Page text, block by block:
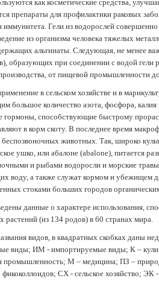
как косметические средства,
препараты для профилактики раковых
иммунитета. Гели из водорослей
из организма человека тяжелых
альгинаты. Следующая, не менее
образующих при соединении с водой
от пищевой промышленности
в сельском хозяйстве и в
большое количество азота, фосфора,
гормоны, способствующие быстрому
в корм скоту. В последнее время
животных. Так, широко
ушко, или абалоне (abalone), питается
и рыбами водоросли и морские
воду, а также служат кормом и
стоками больших городов
данные о характере использования,
растений (из 134 родов) в 60 странах мира.
видов, в квадратных скобках даны
виды; ИМ - импортируемые виды; К –
промышленность; М – медицина; ПЗ –
СХ - сельское хозяйство; ЭК -